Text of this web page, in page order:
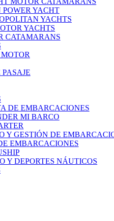
POWER YACHT
YACHTS
YACHTS
CATAMARANS
DE EMBARCACIONES
MI BARCO
Y GESTIÓN DE
EMBARCACIONES
Y DEPORTES NÁUTICOS